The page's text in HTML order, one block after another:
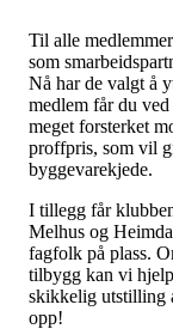
Til alle
som
Nå har de valgt å
medlem får du
meget forsterket
proffpris, som vil
byggevarekjede.
I tillegg får
Melhus og
fagfolk på plass.
tilbygg kan vi
skikkelig utstilling
opp!